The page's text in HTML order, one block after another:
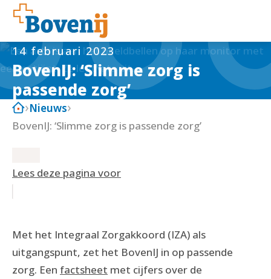
BovenIJ: ‘Slimme zorg is
passende zorg’
14 februari 2023
Nieuws
BovenIJ: ‘Slimme zorg is passende zorg’
Lees deze pagina voor
Met het Integraal Zorgakkoord (IZA) als
uitgangspunt, zet het BovenIJ in op passende
zorg. Een factsheet met cijfers over de